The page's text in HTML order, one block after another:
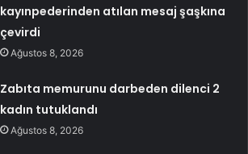
kayınpederinden atılan mesaj şaşkına
çevirdi
Ağustos 8, 2026
Zabıta memurunu darbeden dilenci 2
kadın tutuklandı
Ağustos 8, 2026